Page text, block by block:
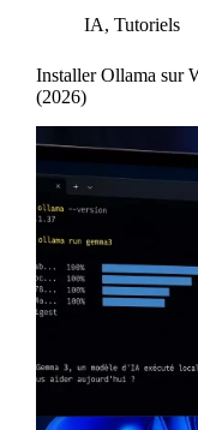
IA, Tutoriels
Installer Ollama sur
(2026)